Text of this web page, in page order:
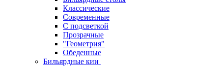
Классические
Современные
С подсветкой
Прозрачные
"Геометрия"
Обеденные
Бильярдные кии